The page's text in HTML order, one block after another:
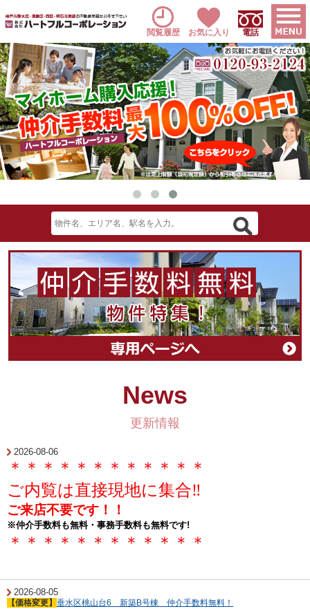
閲覧履歴 お気に入り 電話
News
更新情報
2026-08-06
＊＊＊＊＊＊＊＊＊＊＊＊
ご内覧は直接現地に集合‼
ご来店不要です！！
※仲介手数料も無料・事務手数料も無料です!
＊＊＊＊＊＊＊＊＊＊＊＊
2026-08-05
【価格変更】 垂水区桃山台6 新築B号棟 仲介手数料無料！